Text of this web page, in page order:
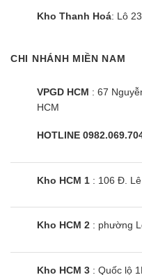
vào ban đêm
sẽ điều chỉnh nhiệt
cảm lạnh khi nhiệt
Ngoài ra, điều hoà
tính năng hẹn giờ
Kho Thanh Hoá: Lô
CHI NHÁNH MIỀN NAM
VPGD HCM : 67
HCM
HOTLINE
Kho HCM 1 : 106 Đ.
Kho HCM 2 : phường
Kho HCM 3 : Quốc lộ